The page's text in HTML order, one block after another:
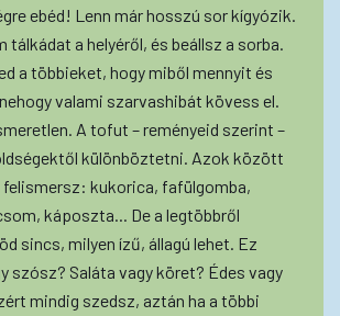
ebéd! Lenn már hosszú sor kígyózik.
tálkádat a helyéről, és beállsz a sorba.
a többieket, hogy miből mennyit és
valami szarvashibát kövess el.
A tofut – reményeid szerint –
különböztetni. Azok között
kukorica, fafülgomba,
káposzta... De a legtöbbről
sincs, milyen ízű, állagú lehet. Ez
szósz? Saláta vagy köret? Édes vagy
mindig szedsz, aztán ha a többi